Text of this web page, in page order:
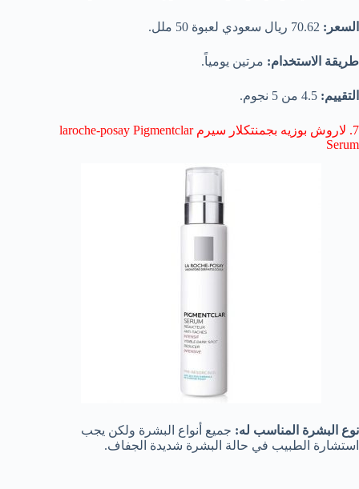
السعر:
طريقة الاستخدام: مرتين يومياً.
التقييم:
7. لاروش بوزيه بجمنتكلار سيرم laroche-posay Pigmentclar
Serum
نوع البشرة المناسب له: جميع أنواع البشرة ولكن يجب
استشارة الطبيب في حالة البشرة شديدة الجفاف.